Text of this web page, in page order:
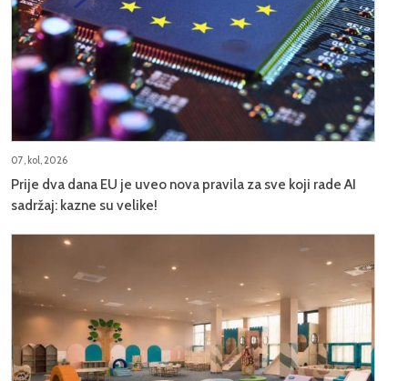
07, kol, 2026
Prije dva dana EU je uveo nova pravila za sve koji rade AI
sadržaj: kazne su velike!